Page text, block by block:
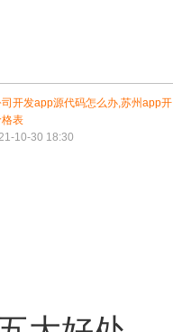
开发app源代码怎么办,苏州app开
表
10-30 18:30